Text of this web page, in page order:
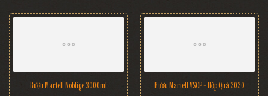
Rượu Martell Noblige 3000ml Rượu Martell VSOP - Hộp Quà 2020